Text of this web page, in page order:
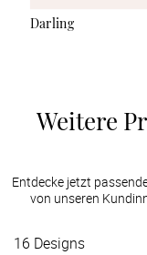
Darling
Weitere
Entdecke jetzt
von unseren
16 Designs